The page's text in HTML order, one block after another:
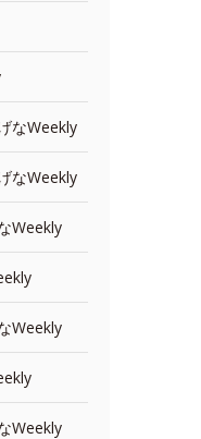
なWeekly
なWeekly
Weekly
Weekly
Weekly